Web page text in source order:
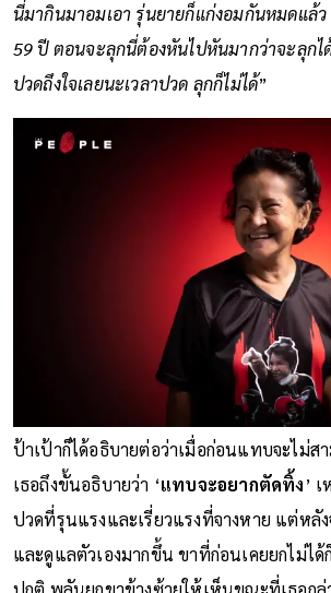
นี่มากินมาอมเอา รุ่นยายก็แก่งอมกันหมดแล้
59 ปี ตอนจะลุกนี่ต้องหันไปหันมากว่าจะลุก
ปวดถึงใจเลยนะเวลาปวด ลุกก็ไม่ได้”
ป้าเป้าก็ได้อธิบายต่อว่าเมื่อก่อนแทบจะไม่ส
เธอถึงขั้นอธิบายว่า ‘แทบจะอยากตัดทิ้ง’
ปวดที่รุนแรงและเรี่ยวแรงที่จางหาย แต่หลั
และดูแลตัวเองมากขึ้น ขาที่ก่อนเคยยกไม่ได้